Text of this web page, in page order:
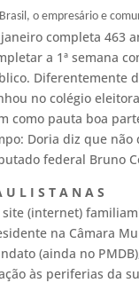
o empresário e
completa 463
a 1ª semana
Diferentemente
no colégio
como pauta boa
Doria diz que
federal Bruno
U L I S T A N A S
site (internet)
na Câmara
(ainda no
às periferias da